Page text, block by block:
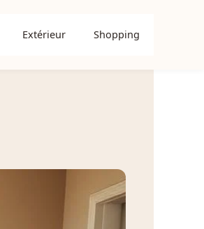
Extérieur Shopping